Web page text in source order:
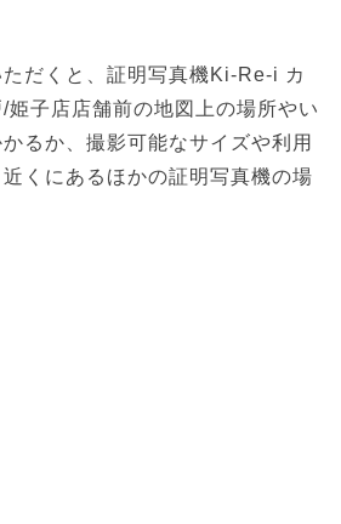
だくと、証明写真機Ki-Re-i カ
姫子店店舗前の地図上の場所やい
るか、撮影可能なサイズや利用
くにあるほかの証明写真機の場